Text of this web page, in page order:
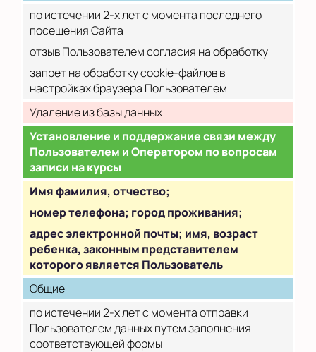
по истечении 2-х лет с момента последнего
посещения Сайта
отзыв Пользователем согласия на обработку
запрет на обработку cookie-файлов в
настройках браузера Пользователем
Удаление из базы данных
Установление и поддержание связи между
Пользователем и Оператором по вопросам
записи на курсы
Имя фамилия, отчество;
номер телефона; город проживания;
адрес электронной почты; имя, возраст
ребенка, законным представителем
которого является Пользователь
Общие
по истечении 2-х лет с момента отправки
Пользователем данных путем заполнения
соответствующей формы